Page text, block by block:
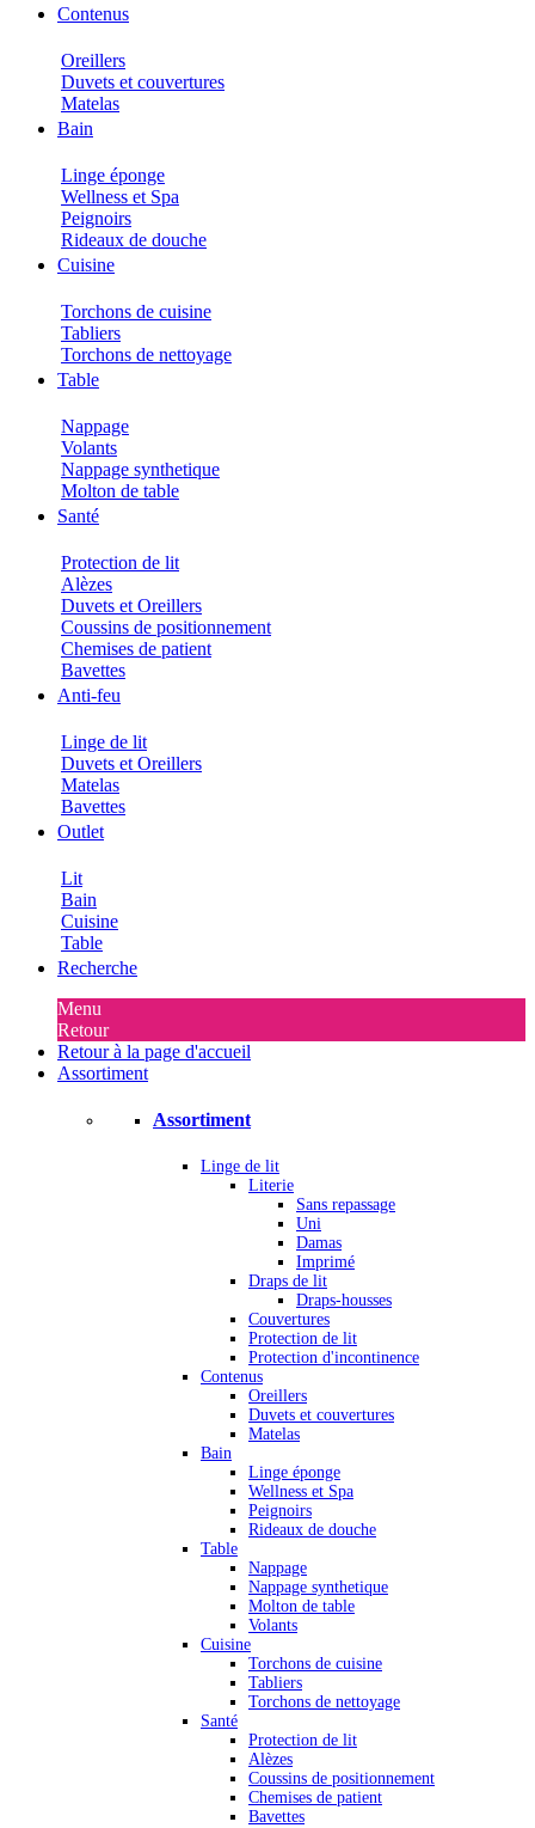
Contenus
Oreillers
Duvets et couvertures
Matelas
Bain
Linge éponge
Wellness et Spa
Peignoirs
Rideaux de douche
Cuisine
Torchons de cuisine
Tabliers
Torchons de nettoyage
Table
Nappage
Volants
Nappage synthetique
Molton de table
Santé
Protection de lit
Alèzes
Duvets et Oreillers
Coussins de positionnement
Chemises de patient
Bavettes
Anti-feu
Linge de lit
Duvets et Oreillers
Matelas
Bavettes
Outlet
Lit
Bain
Cuisine
Table
Recherche
Menu
Retour
Retour à la page d'accueil
Assortiment
Assortiment
Linge de lit
Literie
Sans repassage
Uni
Damas
Imprimé
Draps de lit
Draps-housses
Couvertures
Protection de lit
Protection d'incontinence
Contenus
Oreillers
Duvets et couvertures
Matelas
Bain
Linge éponge
Wellness et Spa
Peignoirs
Rideaux de douche
Table
Nappage
Nappage synthetique
Molton de table
Volants
Cuisine
Torchons de cuisine
Tabliers
Torchons de nettoyage
Santé
Protection de lit
Alèzes
Coussins de positionnement
Chemises de patient
Bavettes